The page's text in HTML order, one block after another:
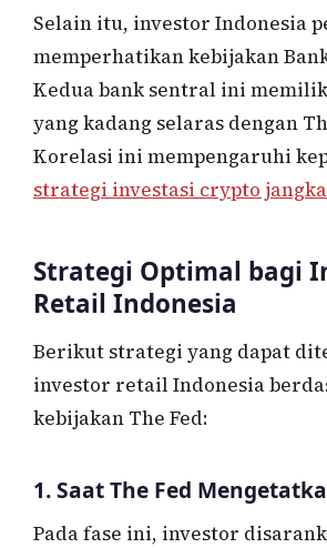
Selain itu, investor Indonesia
memperhatikan kebijakan
Kedua bank sentral ini
yang kadang selaras dengan
Korelasi ini mempengaruhi
strategi investasi crypto
Strategi Optimal bagi
Retail Indonesia
Berikut strategi yang dapat
investor retail Indonesia
kebijakan The Fed:
1. Saat The Fed
Pada fase ini, investor